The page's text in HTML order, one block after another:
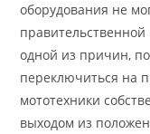
оборудования не
одной из причин,
переключиться на
мототехники
выходом из